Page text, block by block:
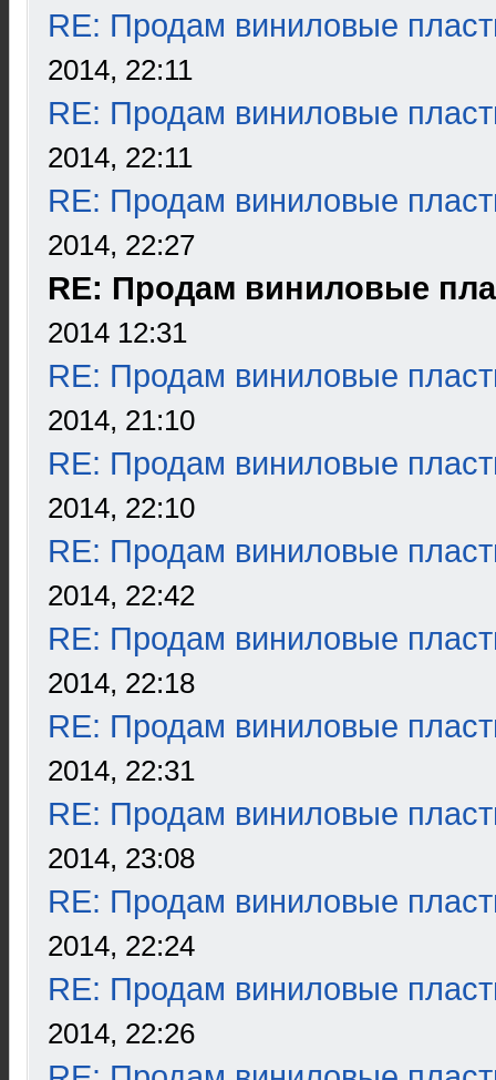
RE: Продам виниловые
2014, 22:11
RE: Продам виниловые
2014, 22:11
RE: Продам виниловые
2014, 22:27
RE: Продам виниловые
2014 12:31
RE: Продам виниловые
2014, 21:10
RE: Продам виниловые
2014, 22:10
RE: Продам виниловые
2014, 22:42
RE: Продам виниловые
2014, 22:18
RE: Продам виниловые
2014, 22:31
RE: Продам виниловые
2014, 23:08
RE: Продам виниловые
2014, 22:24
RE: Продам виниловые
2014, 22:26